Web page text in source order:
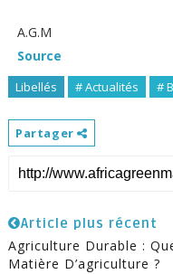
A.G.M
Source
Libellés # Actualités #
Partager
Article plus récent
Agriculture Durable :
Matière D’agriculture ?